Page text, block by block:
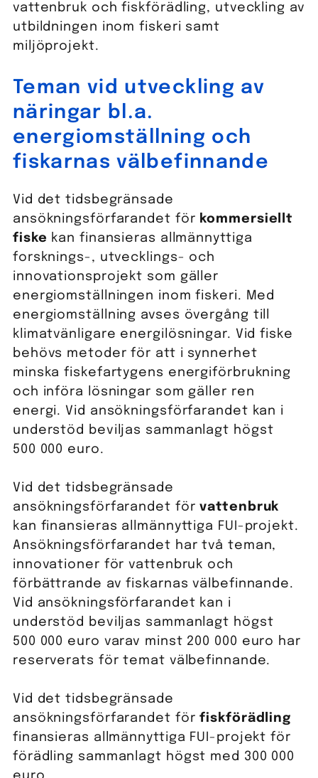
vattenbruk och fiskförädling, utveckling av
utbildningen inom fiskeri samt
miljöprojekt.
Teman vid utveckling av
näringar bl.a.
energiomställning och
fiskarnas välbefinnande
Vid det tidsbegränsade
ansökningsförfarandet för kommersiellt
fiske kan finansieras allmännyttiga
forsknings-, utvecklings- och
innovationsprojekt som gäller
energiomställningen inom fiskeri. Med
energiomställning avses övergång till
klimatvänligare energilösningar. Vid fiske
behövs metoder för att i synnerhet
minska fiskefartygens energiförbrukning
och införa lösningar som gäller ren
energi. Vid ansökningsförfarandet kan i
understöd beviljas sammanlagt högst
500 000 euro.
Vid det tidsbegränsade
ansökningsförfarandet förvattenbruk
kan finansieras allmännyttiga FUI-projekt.
Ansökningsförfarandet har två teman,
innovationer för vattenbruk och
förbättrande av fiskarnas välbefinnande.
Vid ansökningsförfarandet kan i
understöd beviljas sammanlagt högst
500 000 euro varav minst 200 000 euro har
reserverats för temat välbefinnande.
Vid det tidsbegränsade
ansökningsförfarandet förfiskförädling
finansieras allmännyttiga FUI-projekt för
förädling sammanlagt högst med 300 000